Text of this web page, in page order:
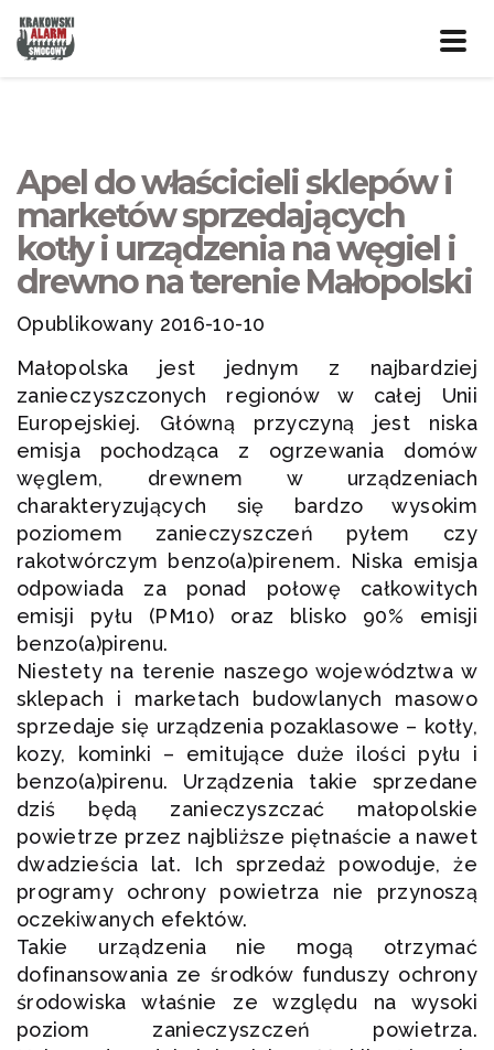
Apel do właścicieli sklepów i
marketów sprzedających
kotły i urządzenia na węgiel i
drewno na terenie Małopolski
Opublikowany 2016-10-10
Małopolska jest jednym z najbardziej
zanieczyszczonych regionów w całej Unii
Europejskiej. Główną przyczyną jest niska
emisja pochodząca z ogrzewania domów
węglem, drewnem w urządzeniach
charakteryzujących się bardzo wysokim
poziomem zanieczyszczeń pyłem czy
rakotwórczym benzo(a)pirenem. Niska emisja
odpowiada za ponad połowę całkowitych
emisji pyłu (PM10) oraz blisko 90% emisji
benzo(a)pirenu.
Niestety na terenie naszego województwa w
sklepach i marketach budowlanych masowo
sprzedaje się urządzenia pozaklasowe – kotły,
kozy, kominki – emitujące duże ilości pyłu i
benzo(a)pirenu. Urządzenia takie sprzedane
dziś będą zanieczyszczać małopolskie
powietrze przez najbliższe piętnaście a nawet
dwadzieścia lat. Ich sprzedaż powoduje, że
programy ochrony powietrza nie przynoszą
oczekiwanych efektów.
Takie urządzenia nie mogą otrzymać
dofinansowania ze środków funduszy ochrony
środowiska właśnie ze względu na wysoki
poziom zanieczyszczeń powietrza.